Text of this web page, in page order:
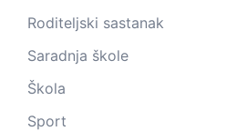
Roditeljski sastanak
Saradnja škole
Škola
Sport